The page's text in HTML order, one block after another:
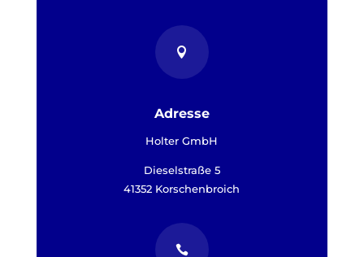

Adresse
Holter GmbH
Dieselstraße 5
41352 Korschenbroich
